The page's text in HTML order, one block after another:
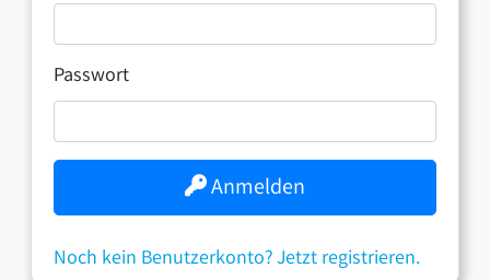
Passwort
Anmelden
Noch kein Benutzerkonto? Jetzt registrieren.